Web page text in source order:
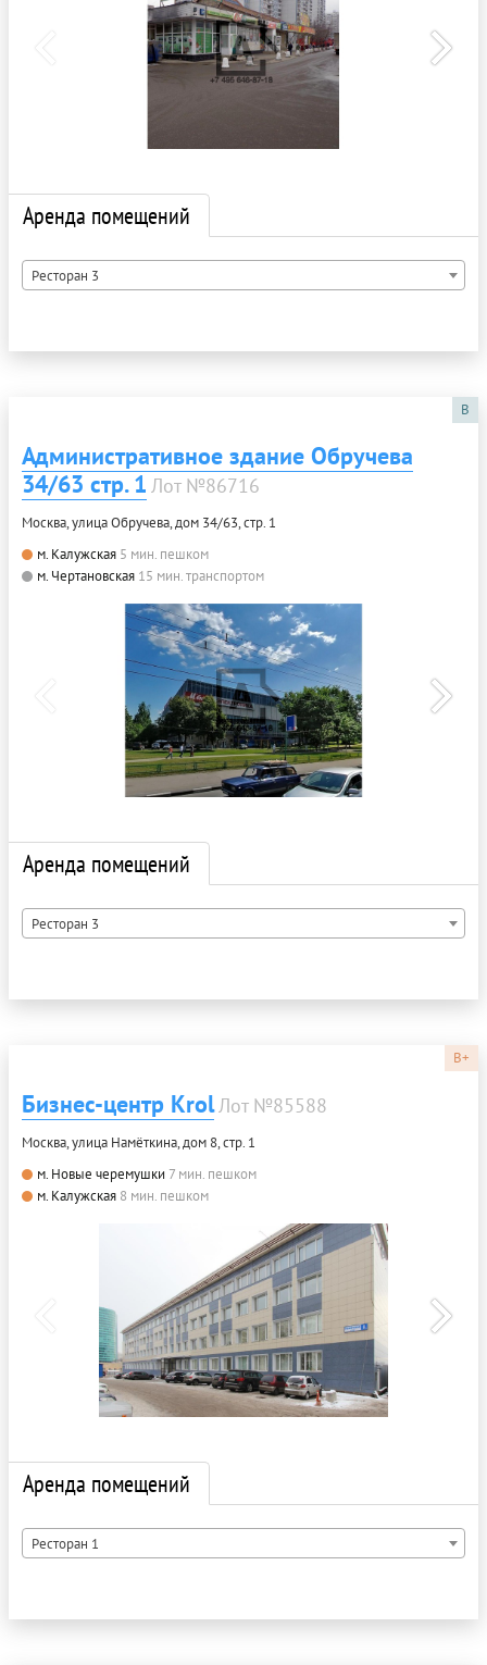
Аренда помещений
Ресторан 3
B
Административное здание Обручева
34/63 стр. 1 Лот №86716
Москва, улица Обручева, дом 34/63, стр. 1
м. Калужская 5 мин. пешком
м. Чертановская 15 мин. транспортом
Аренда помещений
Ресторан 3
B+
Бизнес-центр KrolЛот №85588
Москва, улица Намёткина, дом 8, стр. 1
м. Новые черемушки 7 мин. пешком
м. Калужская 8 мин. пешком
Аренда помещений
Ресторан 1